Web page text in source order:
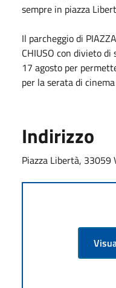
sempre in piazza
Il parcheggio di
CHIUSO con divieto
17 agosto per
per la serata di
Indirizzo
Piazza Libertà, 33059